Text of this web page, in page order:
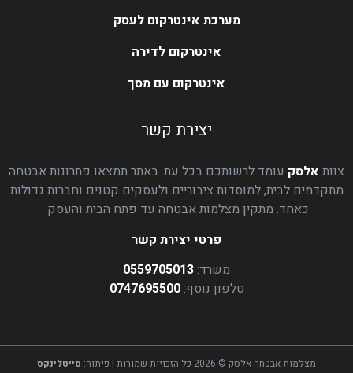
מערכת אינטרקום לעסק
אינטרקום לדירה
אינטרקום עם מסך
יצירת קשר
צוות אלסק עומד לרשותכם בכל עת. באתר תמצאו פתרונות אבטחה
מתקדמים לבית, למוסדות ציבוריים ולעסקים קטנים וחברות גדולות
כאחד. מתקין מצלמות אבטחה עד פתח הבית והעסק.
פרטי יצירת קשר
משרד:0559705013
טלפון נוסף:0747695500
מצלמות אבטחה אלסק © 2026 כל הזכויות שמורות | פיתוח: סייטלינקס